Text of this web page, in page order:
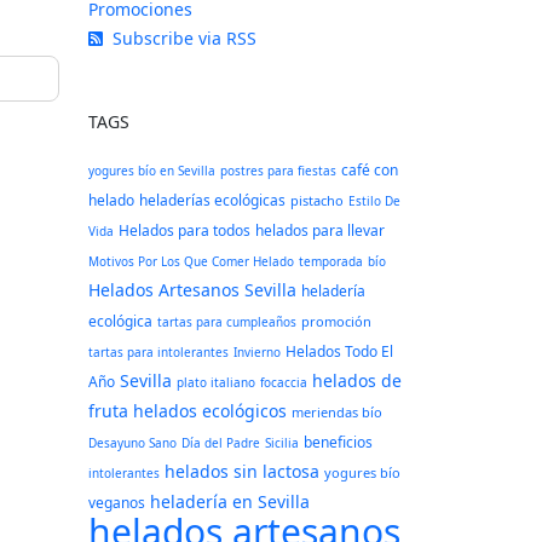
Promociones
Subscribe via RSS
TAGS
yogures bío en Sevilla postres para fiestas café con
helado heladerías ecológicas pistacho Estilo De
Vida Helados para todos helados para llevar
Motivos Por Los Que Comer Helado temporada bío
Helados Artesanos Sevilla heladería
ecológica tartas para cumpleaños promoción
tartas para intolerantes Invierno Helados Todo El
Año Sevilla plato italiano focaccia helados de
fruta helados ecológicos meriendas bío
Desayuno Sano Día del Padre Sicilia beneficios
intolerantes helados sin lactosa yogures bío
veganos heladería en Sevilla
helados artesanos